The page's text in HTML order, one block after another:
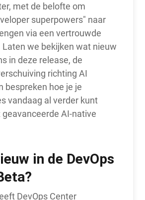
met de belofte om
superpowers" naar
via een vertrouwde
we bekijken wat nieuw
in deze release, de
richting AI
bespreken hoe je je
vandaag al verder kunt
AI-native
in de DevOps
DevOps Center